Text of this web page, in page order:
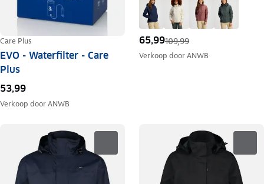
Care Plus
EVO - Waterfilter - Care
Plus
53,99
Verkoop doorANWB
65,99109,99
Verkoop doorANWB